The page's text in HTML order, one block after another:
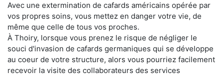
Avec une extermination de cafards américains opérée par
vos propres soins, vous mettez en danger votre vie, de
même que celle de tous vos proches.
À Thoiry, lorsque vous prenez le risque de négliger le
souci d'invasion de cafards germaniques qui se développe
au coeur de votre structure, alors vous pourriez facilement
recevoir la visite des collaborateurs des services